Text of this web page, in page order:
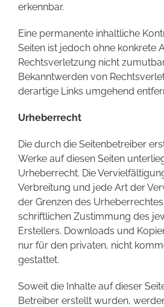
erkennbar.
Eine permanente inhaltliche
Seiten ist jedoch ohne konkrete
Rechtsverletzung nicht
Bekanntwerden von
derartige Links umgehend
Urheberrecht
Die durch die Seitenbetreiber
Werke auf diesen Seiten
Urheberrecht. Die
Verbreitung und jede Art der
der Grenzen des
schriftlichen Zustimmung des
Erstellers. Downloads und
nur für den privaten, nicht
gestattet.
Soweit die Inhalte auf dieser
Betreiber erstellt wurden,